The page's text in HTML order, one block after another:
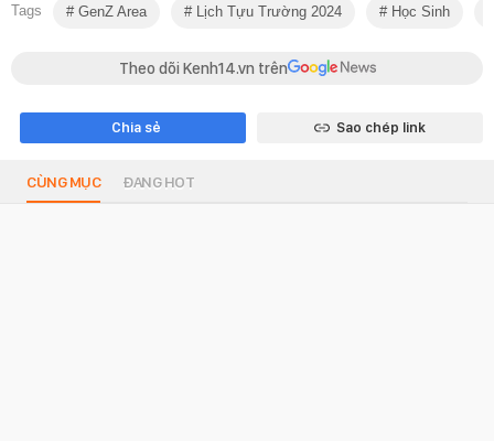
Tags GenZ Area Lịch Tựu Trường 2024 Học Sinh
Theo dõi Kenh14.vn trên
Chia sẻ Sao chép link
CÙNG MỤC ĐANG HOT